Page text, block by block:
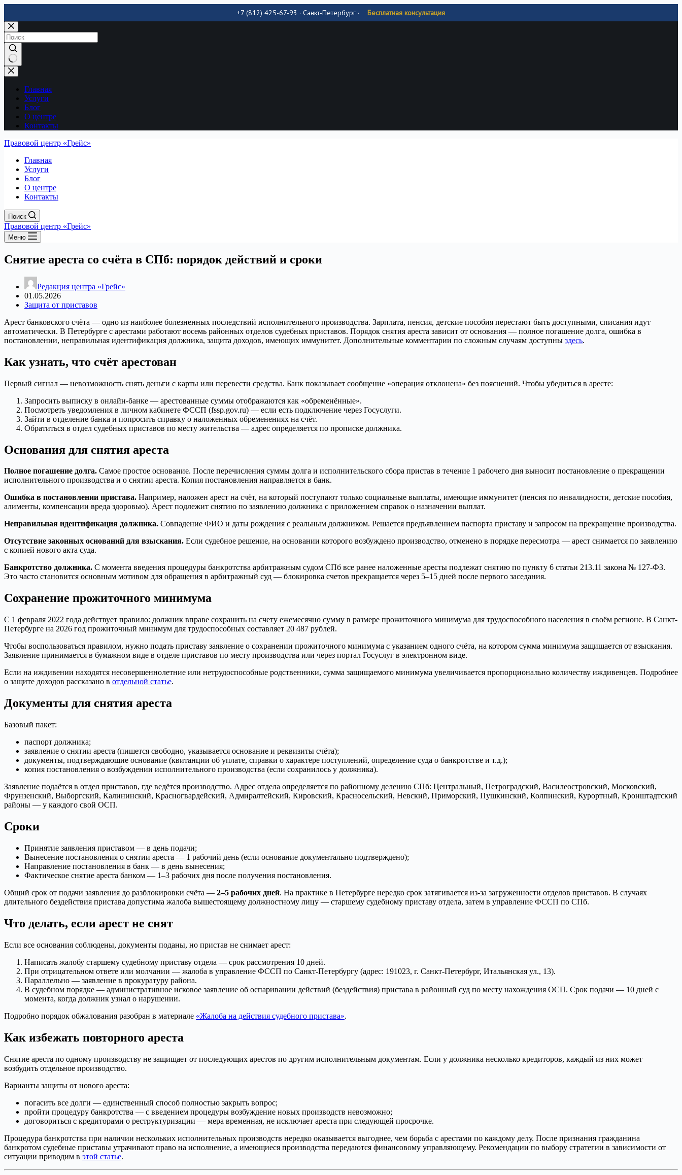
+7 (812) 425-67-93 · Санкт-Петербург · Бесплатная консультация
Перейти
к
содержимому
Нет
результатов
Главная
Услуги
Блог
О центре
Контакты
Правовой центр «Грейс»
Главная
Услуги
Блог
О центре
Контакты
Поиск
Правовой центр «Грейс»
Меню
Снятие ареста со счёта в СПб: порядок действий и сроки
Редакция центра «Грейс»
01.05.2026
Защита от приставов
Арест банковского счёта — одно из наиболее болезненных последствий исполнительного производства. Зарплата, пенсия, детские пособия перестают быть доступными, списания идут
автоматически. В Петербурге с арестами работают восемь районных отделов судебных приставов. Порядок снятия ареста зависит от основания — полное погашение долга, ошибка в
постановлении, неправильная идентификация должника, защита доходов, имеющих иммунитет. Дополнительные комментарии по сложным случаям доступны здесь.
Как узнать, что счёт арестован
Первый сигнал — невозможность снять деньги с карты или перевести средства. Банк показывает сообщение «операция отклонена» без пояснений. Чтобы убедиться в аресте:
Запросить выписку в онлайн-банке — арестованные суммы отображаются как «обременённые».
Посмотреть уведомления в личном кабинете ФССП (fssp.gov.ru) — если есть подключение через Госуслуги.
Зайти в отделение банка и попросить справку о наложенных обременениях на счёт.
Обратиться в отдел судебных приставов по месту жительства — адрес определяется по прописке должника.
Основания для снятия ареста
Полное погашение долга. Самое простое основание. После перечисления суммы долга и исполнительского сбора пристав в течение 1 рабочего дня выносит постановление о прекращении
исполнительного производства и о снятии ареста. Копия постановления направляется в банк.
Ошибка в постановлении пристава. Например, наложен арест на счёт, на который поступают только социальные выплаты, имеющие иммунитет (пенсия по инвалидности, детские пособия,
алименты, компенсации вреда здоровью). Арест подлежит снятию по заявлению должника с приложением справок о назначении выплат.
Неправильная идентификация должника. Совпадение ФИО и даты рождения с реальным должником. Решается предъявлением паспорта приставу и запросом на прекращение производства.
Отсутствие законных оснований для взыскания. Если судебное решение, на основании которого возбуждено производство, отменено в порядке пересмотра — арест снимается по заявлению
с копией нового акта суда.
Банкротство должника. С момента введения процедуры банкротства арбитражным судом СПб все ранее наложенные аресты подлежат снятию по пункту 6 статьи 213.11 закона № 127-ФЗ.
Это часто становится основным мотивом для обращения в арбитражный суд — блокировка счетов прекращается через 5–15 дней после первого заседания.
Сохранение прожиточного минимума
С 1 февраля 2022 года действует правило: должник вправе сохранить на счету ежемесячно сумму в размере прожиточного минимума для трудоспособного населения в своём регионе. В Санкт-
Петербурге на 2026 год прожиточный минимум для трудоспособных составляет 20 487 рублей.
Чтобы воспользоваться правилом, нужно подать приставу заявление о сохранении прожиточного минимума с указанием одного счёта, на котором сумма минимума защищается от взыскания.
Заявление принимается в бумажном виде в отделе приставов по месту производства или через портал Госуслуг в электронном виде.
Если на иждивении находятся несовершеннолетние или нетрудоспособные родственники, сумма защищаемого минимума увеличивается пропорционально количеству иждивенцев. Подробнее
о защите доходов рассказано в отдельной статье.
Документы для снятия ареста
Базовый пакет:
паспорт должника;
заявление о снятии ареста (пишется свободно, указывается основание и реквизиты счёта);
документы, подтверждающие основание (квитанции об уплате, справки о характере поступлений, определение суда о банкротстве и т.д.);
копия постановления о возбуждении исполнительного производства (если сохранилось у должника).
Заявление подаётся в отдел приставов, где ведётся производство. Адрес отдела определяется по районному делению СПб: Центральный, Петроградский, Василеостровский, Московский,
Фрунзенский, Выборгский, Калининский, Красногвардейский, Адмиралтейский, Кировский, Красносельский, Невский, Приморский, Пушкинский, Колпинский, Курортный, Кронштадтский
районы — у каждого свой ОСП.
Сроки
Принятие заявления приставом — в день подачи;
Вынесение постановления о снятии ареста — 1 рабочий день (если основание документально подтверждено);
Направление постановления в банк — в день вынесения;
Фактическое снятие ареста банком — 1–3 рабочих дня после получения постановления.
Общий срок от подачи заявления до разблокировки счёта — 2–5 рабочих дней. На практике в Петербурге нередко срок затягивается из-за загруженности отделов приставов. В случаях
длительного бездействия пристава допустима жалоба вышестоящему должностному лицу — старшему судебному приставу отдела, затем в управление ФССП по СПб.
Что делать, если арест не снят
Если все основания соблюдены, документы поданы, но пристав не снимает арест:
Написать жалобу старшему судебному приставу отдела — срок рассмотрения 10 дней.
При отрицательном ответе или молчании — жалоба в управление ФССП по Санкт-Петербургу (адрес: 191023, г. Санкт-Петербург, Итальянская ул., 13).
Параллельно — заявление в прокуратуру района.
В судебном порядке — административное исковое заявление об оспаривании действий (бездействия) пристава в районный суд по месту нахождения ОСП. Срок подачи — 10 дней с
момента, когда должник узнал о нарушении.
Подробно порядок обжалования разобран в материале «Жалоба на действия судебного пристава».
Как избежать повторного ареста
Снятие ареста по одному производству не защищает от последующих арестов по другим исполнительным документам. Если у должника несколько кредиторов, каждый из них может
возбудить отдельное производство.
Варианты защиты от нового ареста:
погасить все долги — единственный способ полностью закрыть вопрос;
пройти процедуру банкротства — с введением процедуры возбуждение новых производств невозможно;
договориться с кредиторами о реструктуризации — мера временная, не исключает ареста при следующей просрочке.
Процедура банкротства при наличии нескольких исполнительных производств нередко оказывается выгоднее, чем борьба с арестами по каждому делу. После признания гражданина
банкротом судебные приставы утрачивают право на исполнение, а имеющиеся производства передаются финансовому управляющему. Рекомендации по выбору стратегии в зависимости от
ситуации приводим в этой статье.